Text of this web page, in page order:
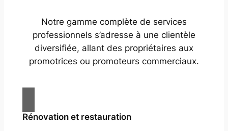
Notre gamme complète de services
professionnels s’adresse à une clientèle
diversifiée, allant des propriétaires aux
promotrices ou promoteurs commerciaux.
Rénovation et restauration